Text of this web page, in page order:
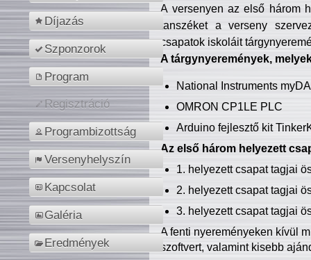
Díjazás
Szponzorok
Program
Regisztráció
Programbizottság
Versenyhelyszín
Kapcsolat
Galéria
Eredmények
A versenyen az első három
tanszéket a verseny
csapatok iskoláit
A tárgynyeremények,
National Instruments
OMRON CP1LE PLC
Arduino fejlesztő kit
Az első három helyezett
1. helyezett csapat tagjai
2. helyezett csapat tagjai
3. helyezett csapat tagjai
A fenti nyereményeken kívül
szoftvert, valamint kisebb